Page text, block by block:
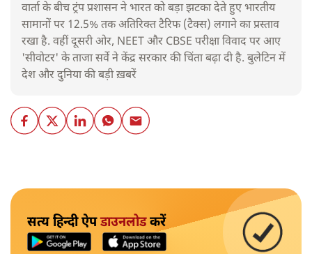
वार्ता के बीच ट्रंप प्रशासन ने भारत को बड़ा झटका देते हुए भारतीय
सामानों पर 12.5% तक अतिरिक्त टैरिफ (टैक्स) लगाने का प्रस्ताव
रखा है. वहीं दूसरी ओर, NEET और CBSE परीक्षा विवाद पर आए
'सीवोटर' के ताजा सर्वे ने केंद्र सरकार की चिंता बढ़ा दी है. बुलेटिन में
देश और दुनिया की बड़ी ख़बरें
सत्य हिन्दी ऐपडाउनलोडकरें